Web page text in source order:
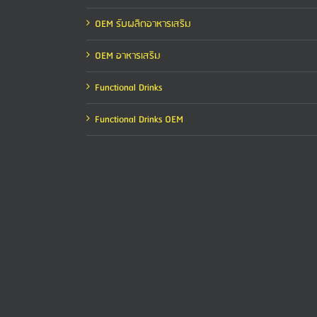
OEM รับผลิตอาหารเสริม
OEM อาหารเสริม
Functional Drinks
Functional Drinks OEM